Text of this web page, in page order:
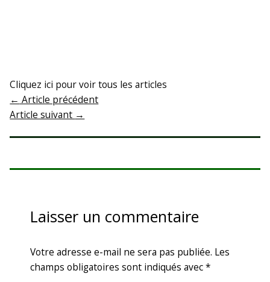
Cliquez ici pour voir tous les articles
← Article précédent
Article suivant →
Laisser un commentaire
Votre adresse e-mail ne sera pas publiée. Les
champs obligatoires sont indiqués avec*